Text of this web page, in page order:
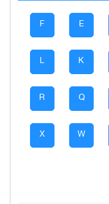
E
F
K
L
Q
R
W
X